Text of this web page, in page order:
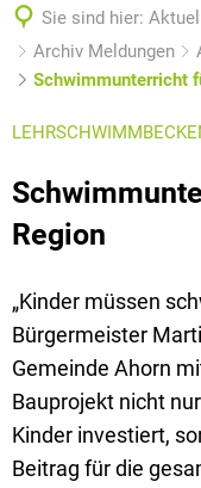
Sie sind hier:
Archiv Meldungen
Schwimmunterricht
Region
„Kinder müssen
Bürgermeister
Gemeinde Ahorn
Bauprojekt nicht
Kinder investiert,
Beitrag für die